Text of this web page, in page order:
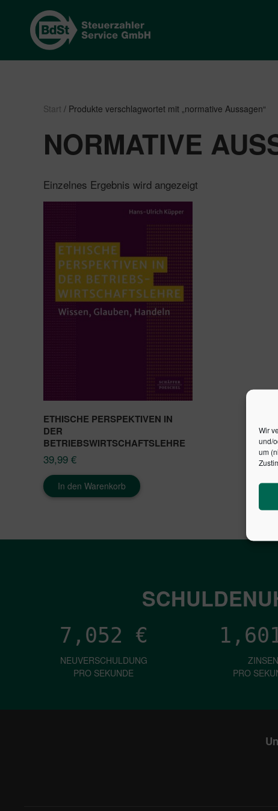
Wir
und/
um
Start / Produkte verschlagwortet mit „normative Aussagen“
NORMATIVE
Einzelnes Ergebnis wird angezeigt
ETHISCHE PERSPEKTIVEN IN
DER
BETRIEBSWIRTSCHAFTSLEHRE
39,99 €
In den Warenkorb
7,052 €
NEUVERSCHULDUNG
PRO SEKUNDE
ZINSEN
PRO